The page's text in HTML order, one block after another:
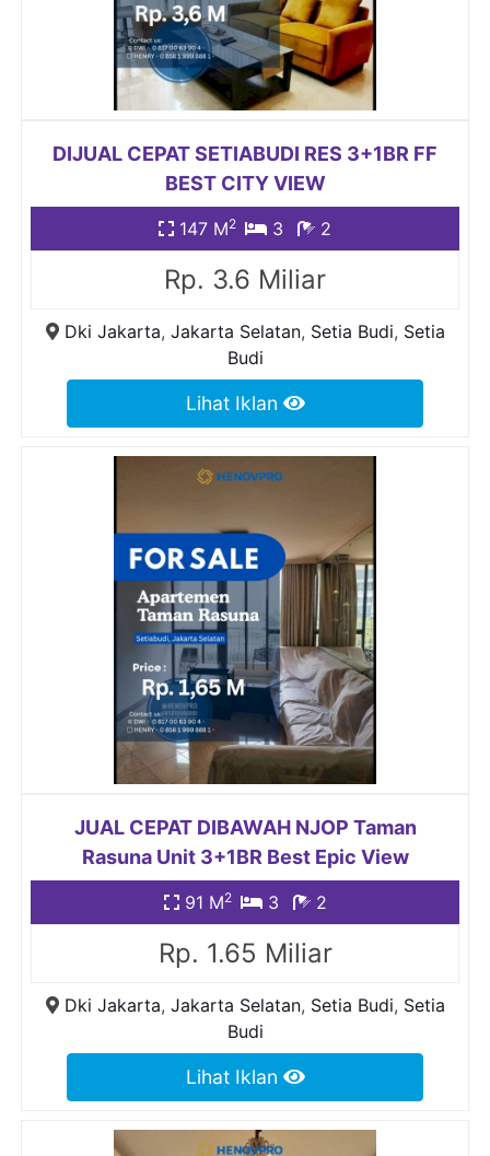
DIJUAL CEPAT SETIABUDI RES 3+1BR FF
BEST CITY VIEW
147 M2 3 2
Rp. 3.6 Miliar
Dki Jakarta, Jakarta Selatan, Setia Budi, Setia
Budi
Lihat Iklan
JUAL CEPAT DIBAWAH NJOP Taman
Rasuna Unit 3+1BR Best Epic View
91 M2 3 2
Rp. 1.65 Miliar
Dki Jakarta, Jakarta Selatan, Setia Budi, Setia
Budi
Lihat Iklan